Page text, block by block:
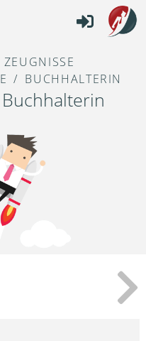
ZEUGNISSE
BUCHHALTERIN